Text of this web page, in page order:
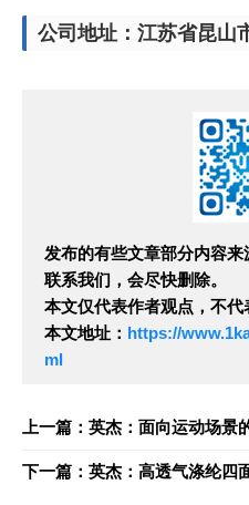
公司地址：江苏省昆山
发布的有些文章部分内容
联系我们，会尽快删除。
本文仅代表作者观点，不代
本文地址： https://
ml